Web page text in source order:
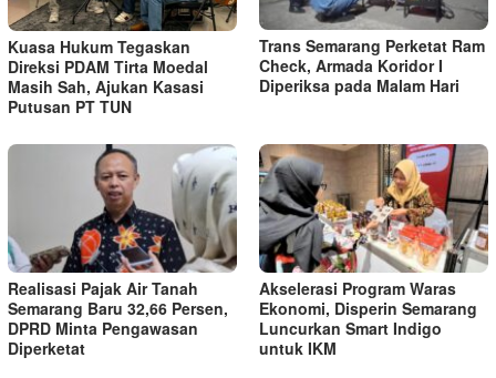
Kuasa Hukum Tegaskan
Direksi PDAM Tirta Moedal
Masih Sah, Ajukan Kasasi
Putusan PT TUN
Trans Semarang Perketat Ram
Check, Armada Koridor I
Diperiksa pada Malam Hari
Realisasi Pajak Air Tanah
Semarang Baru 32,66 Persen,
DPRD Minta Pengawasan
Diperketat
Akselerasi Program Waras
Ekonomi, Disperin Semarang
Luncurkan Smart Indigo
untuk IKM